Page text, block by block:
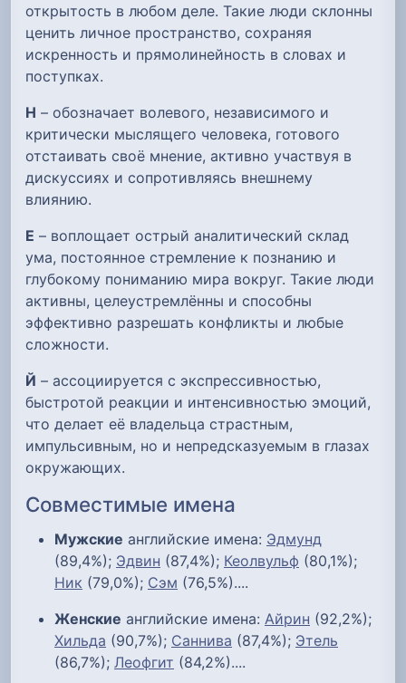
открытость в любом деле. Такие люди склонны
ценить личное пространство, сохраняя
искренность и прямолинейность в словах и
поступках.
Н – обозначает волевого, независимого и
критически мыслящего человека, готового
отстаивать своё мнение, активно участвуя в
дискуссиях и сопротивляясь внешнему
влиянию.
Е – воплощает острый аналитический склад
ума, постоянное стремление к познанию и
глубокому пониманию мира вокруг. Такие люди
активны, целеустремлённы и способны
эффективно разрешать конфликты и любые
сложности.
Й – ассоциируется с экспрессивностью,
быстротой реакции и интенсивностью эмоций,
что делает её владельца страстным,
импульсивным, но и непредсказуемым в глазах
окружающих.
Совместимые имена
Мужские английские имена: Эдмунд
(89,4%); Эдвин (87,4%); Кеолвульф (80,1%);
Ник (79,0%); Сэм (76,5%)....
Женские английские имена: Айрин (92,2%);
Хильда (90,7%); Саннива (87,4%); Этель
(86,7%); Леофгит (84,2%)....